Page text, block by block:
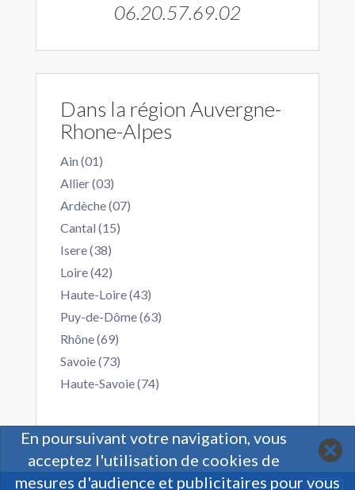
06.20.57.69.02
Dans la région Auvergne-
Rhone-Alpes
Ain (01)
Allier (03)
Ardèche (07)
Cantal (15)
Isere (38)
Loire (42)
Haute-Loire (43)
Puy-de-Dôme (63)
Rhône (69)
Savoie (73)
Haute-Savoie (74)
En poursuivant votre navigation, vous
acceptez l'utilisation de cookies de
mesures d'audience et publicitaires pour vous